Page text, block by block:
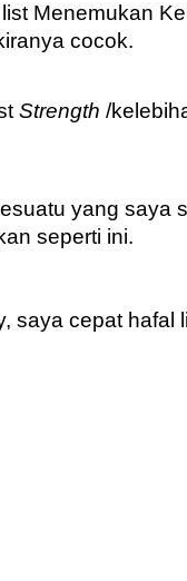
Menemukan
cocok.
Strength /
yang saya
seperti ini.
saya cepat hafal